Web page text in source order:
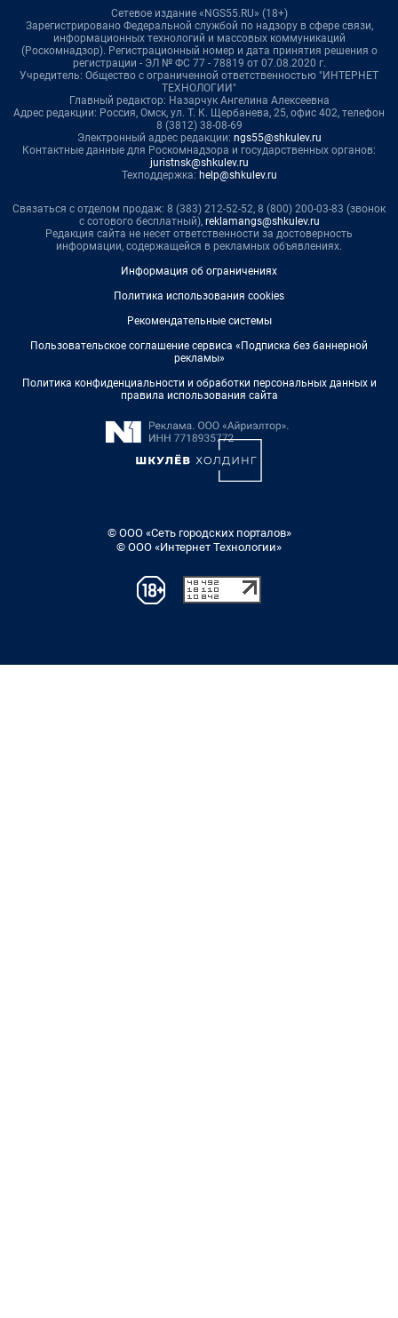
Сетевое издание «NGS55.RU» (18+)
Зарегистрировано Федеральной службой по надзору в сфере связи,
информационных технологий и массовых коммуникаций
(Роскомнадзор). Регистрационный номер и дата принятия решения о
регистрации - ЭЛ № ФС 77 - 78819 от 07.08.2020 г.
Учредитель: Общество с ограниченной ответственностью "ИНТЕРНЕТ
ТЕХНОЛОГИИ"
Главный редактор: Назарчук Ангелина Алексеевна
Адрес редакции: Россия, Омск, ул. Т. К. Щербанева, 25, офис 402, телефон
8 (3812) 38-08-69
Электронный адрес редакции: ngs55@shkulev.ru
Контактные данные для Роскомнадзора и государственных органов:
juristnsk@shkulev.ru
Техподдержка: help@shkulev.ru
Связаться с отделом продаж: 8 (383) 212-52-52, 8 (800) 200-03-83 (звонок
с сотового бесплатный), reklamangs@shkulev.ru
Редакция сайта не несет ответственности за достоверность
информации, содержащейся в рекламных объявлениях.
Информация об ограничениях
Политика использования cookies
Рекомендательные системы
Пользовательское соглашение сервиса «Подписка без баннерной
рекламы»
Политика конфиденциальности и обработки персональных данных и
правила использования сайта
© ООО «Сеть городских порталов»
© ООО «Интернет Технологии»